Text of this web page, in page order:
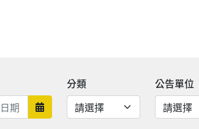
束 日期範圍結束
分類 公告單位